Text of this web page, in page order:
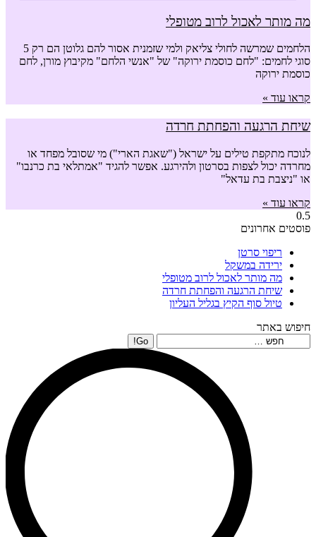
מה מותר לאכול לרוב מטופלי
הלחמים שמרשה לחולי צליאק ולמי שזמנית אסור להם גלוטן הם רק 5
סוגי לחמים: "לחם כוסמת ירוקה" של "אנשי הלחם" מקיבוץ מורן, לחם
כוסמת ירוקה
קראו עוד »
שיחת הרגעה והפחתת חרדה
לנוכח מתקפת טילים על ישראל ("שאגת הארי") מי שסובל מפחד או
מחרדה יכול לצפות בסרטון ולהירגע. אפשר להגיד "אמתלאי בת כרנבו"
או "ניצבת בת עדאל"
קראו עוד »
פוסטים אחרונים
ריפוי סרטן
ירידה במשקל
מה מותר לאכול לרוב מטופלי
שיחת הרגעה והפחתת חרדה
טיול סוף הקיץ בגליל העליון
חיפוש באתר
Search: